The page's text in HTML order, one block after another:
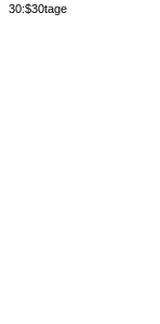
30:$30tage